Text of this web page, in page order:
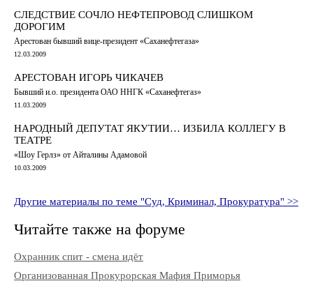
СЛЕДСТВИЕ СОЧЛО НЕФТЕПРОВОД СЛИШКОМ
ДОРОГИМ
Арестован бывший вице-президент «Саханефтегаза»
12.03.2009
АРЕСТОВАН ИГОРЬ ЧИКАЧЕВ
Бывший и.о. президента ОАО ННГК «Саханефтегаз»
11.03.2009
НАРОДНЫЙ ДЕПУТАТ ЯКУТИИ… ИЗБИЛА КОЛЛЕГУ В
ТЕАТРЕ
«Шоу Герлз» от Айталины Адамовой
10.03.2009
Другие материалы по теме "Суд, Криминал, Прокуратура" >>
Читайте также на форуме
Охранник спит - смена идёт
Организованная Прокурорская Мафия Приморья